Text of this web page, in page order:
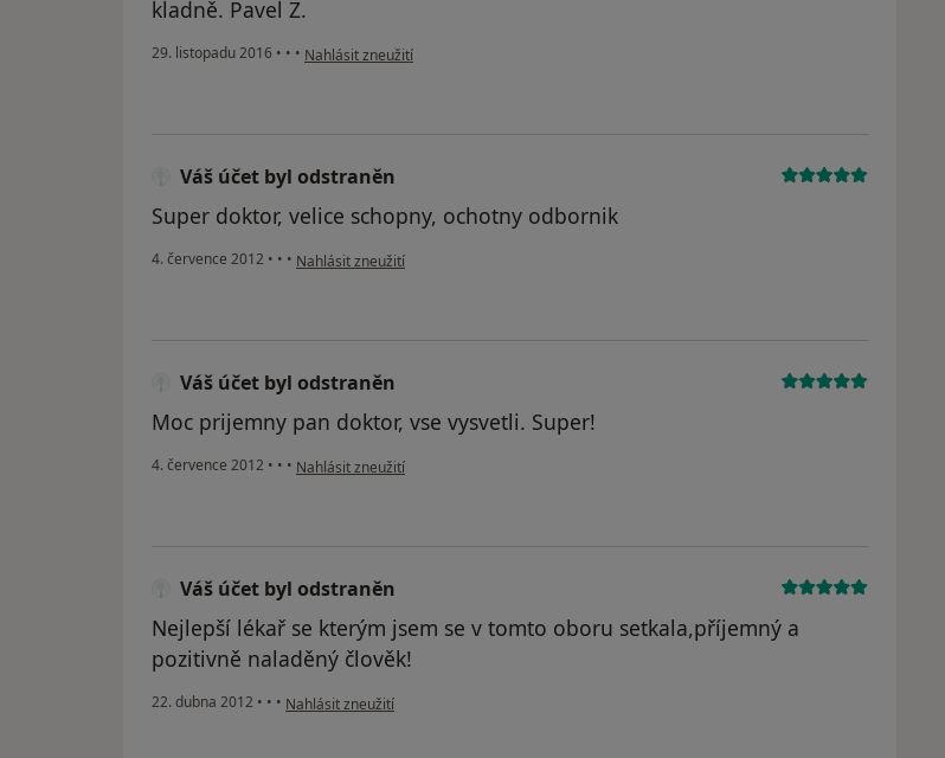
kladně. Pavel Z.
29. listopadu 2016 • • • podle názoru uživatele Váš účet byl odstraněn
Nahlásit zneužití
Váš účet byl odstraněn
Super doktor, velice schopny, ochotny odbornik
4. července 2012 • • • podle názoru uživatele Váš účet byl odstraněn
Nahlásit zneužití
Váš účet byl odstraněn
Moc prijemny pan doktor, vse vysvetli. Super!
4. července 2012 • • • podle názoru uživatele Váš účet byl odstraněn
Nahlásit zneužití
Váš účet byl odstraněn
Nejlepší lékař se kterým jsem se v tomto oboru setkala,příjemný a
pozitivně naladěný člověk!
22. dubna 2012 • • • podle názoru uživatele Váš účet byl odstraněn
Nahlásit zneužití